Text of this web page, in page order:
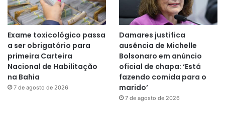
Exame toxicológico passa
a ser obrigatório para
primeira Carteira
Nacional de Habilitação
na Bahia
7 de agosto de 2026
Damares justifica
ausência de Michelle
Bolsonaro em anúncio
oficial de chapa: ‘Está
fazendo comida para o
marido’
7 de agosto de 2026